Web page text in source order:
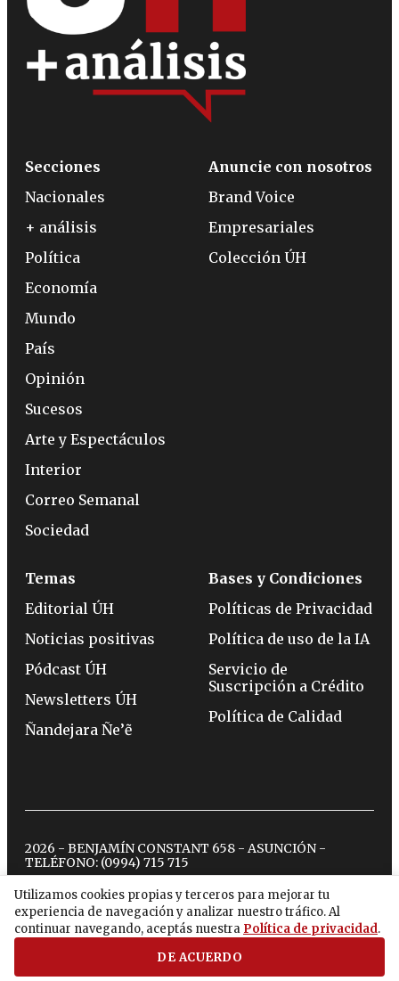
Utilizamos cookies propias y terceros para mejorar tu
experiencia de navegación y analizar nuestro tráfico. Al
continuar navegando, aceptás nuestra Política de privacidad.
DE ACUERDO
Secciones
Nacionales
+ análisis
Política
Economía
Mundo
País
Opinión
Sucesos
Arte y Espectáculos
Interior
Correo Semanal
Sociedad
Anuncie con nosotros
Brand Voice
Empresariales
Colección ÚH
Temas
Editorial ÚH
Noticias positivas
Pódcast ÚH
Newsletters ÚH
Ñandejara Ñe’ẽ
Bases y Condiciones
Políticas de Privacidad
Política de uso de la IA
Servicio de
Suscripción a Crédito
Política de Calidad
2026 - BENJAMÍN CONSTANT 658 - ASUNCIÓN -
TELÉFONO: (0994) 715 715
twitterinstagram
facebook
tiktokyoutubespotify